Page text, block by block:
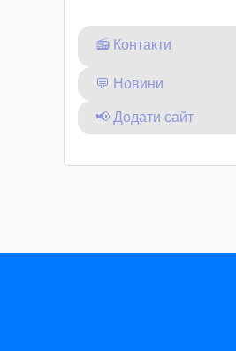
📻 Контакти
💬 Новини
📢 Додати сайт